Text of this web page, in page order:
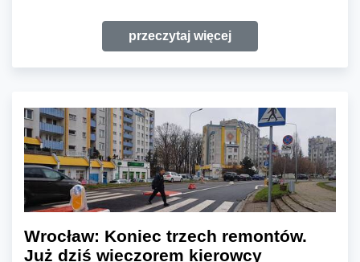
przeczytaj więcej
Wrocław: Koniec trzech remontów.
Już dziś wieczorem kierowcy